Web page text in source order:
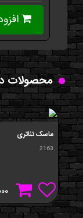
محصولات
ماسک تئاتری
2163